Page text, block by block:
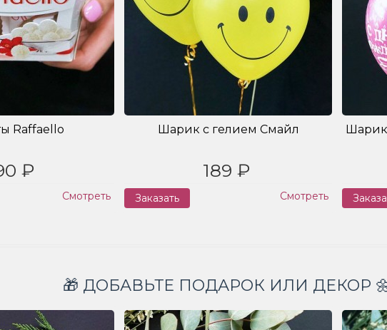
Raffaello
₽
Смотреть
Шарик с гелием Смайл
189 ₽
Заказать Смотреть
🎁 ДОБАВЬТЕ ПОДАРОК ИЛИ ДЕКОР